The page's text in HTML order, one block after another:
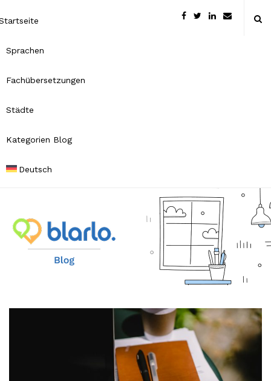
Sprachen
Fachübersetzungen
Städte
Kategorien Blog
Deutsch
B